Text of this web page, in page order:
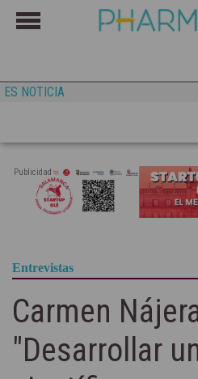
ES NOTICIA
Publicidad
Entrevistas
Carmen
"Desarrollar